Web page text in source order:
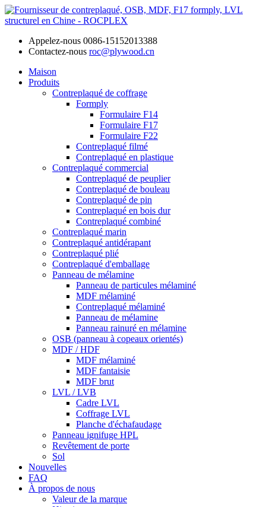
Appelez-nous 0086-15152013388
Contactez-nous roc@plywood.cn
Maison
Produits
Contreplaqué de coffrage
Formply
Formulaire F14
Formulaire F17
Formulaire F22
Contreplaqué filmé
Contreplaqué en plastique
Contreplaqué commercial
Contreplaqué de peuplier
Contreplaqué de bouleau
Contreplaqué de pin
Contreplaqué en bois dur
Contreplaqué combiné
Contreplaqué marin
Contreplaqué antidérapant
Contreplaqué plié
Contreplaqué d'emballage
Panneau de mélamine
Panneau de particules mélaminé
MDF mélaminé
Contreplaqué mélaminé
Panneau de mélamine
Panneau rainuré en mélamine
OSB (panneau à copeaux orientés)
MDF / HDF
MDF mélaminé
MDF fantaisie
MDF brut
LVL / LVB
Cadre LVL
Coffrage LVL
Planche d'échafaudage
Panneau ignifuge HPL
Revêtement de porte
Sol
Nouvelles
FAQ
À propos de nous
Valeur de la marque